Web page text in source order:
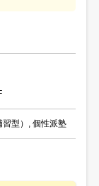
型）, 個性派塾